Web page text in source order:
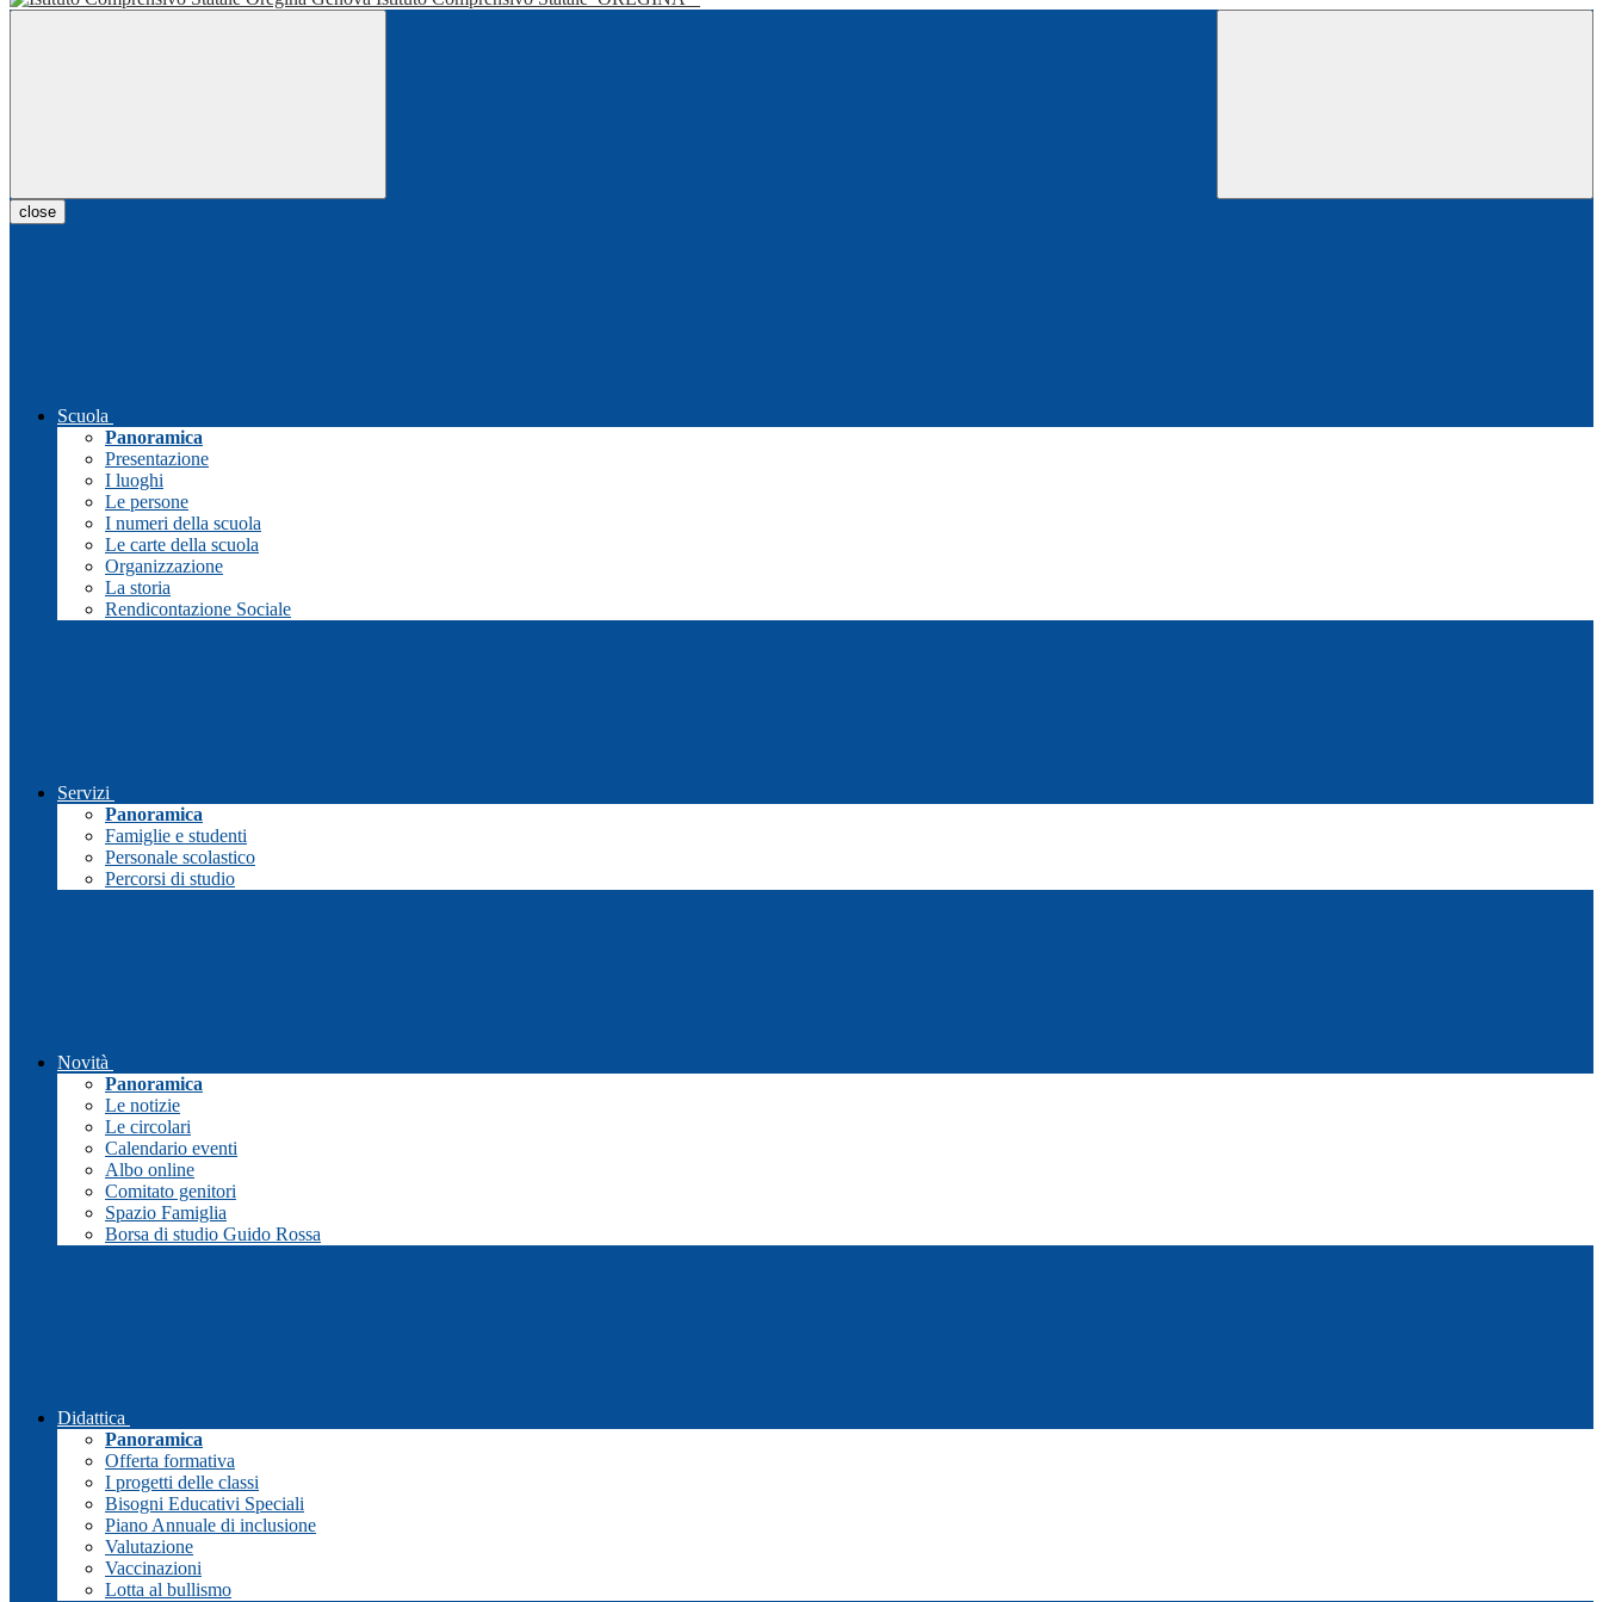
close
Scuola
Panoramica
Presentazione
I luoghi
Le persone
I numeri della scuola
Le carte della scuola
Organizzazione
La storia
Rendicontazione Sociale
Servizi
Panoramica
Famiglie e studenti
Personale scolastico
Percorsi di studio
Novità
Panoramica
Le notizie
Le circolari
Calendario eventi
Albo online
Comitato genitori
Spazio Famiglia
Borsa di studio Guido Rossa
Didattica
Panoramica
Offerta formativa
I progetti delle classi
Bisogni Educativi Speciali
Piano Annuale di inclusione
Valutazione
Vaccinazioni
Lotta al bullismo